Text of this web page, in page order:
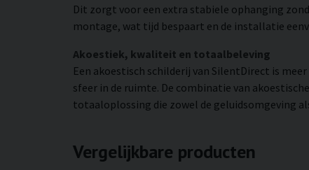
Dit zorgt voor een extra stabiele ophanging
montage, wat tijd bespaart en de installatie
Akoestiek, kwaliteit en totaalbeleving
Een akoestisch schilderij van SilentDirect is
sfeer in de ruimte. De combinatie van
totaaloplossing die zowel de geluidsomgeving
Vergelijkbare producten